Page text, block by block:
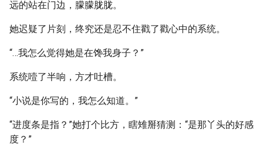
远的站在门边，朦朦胧胧。
她迟疑了片刻，终究还是忍不住戳了戳心中的系统。
“…我怎么觉得她是在馋我身子？”
系统噎了半响，方才吐槽。
“小说是你写的，我怎么知道。”
“进度条是指？”她打个比方，瞎雉掰猜测：“是那丫头的好感
度？”